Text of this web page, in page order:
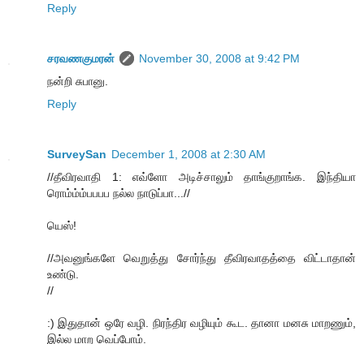
Reply
சரவணகுமரன்
November 30, 2008 at 9:42 PM
நன்றி சுபானு.
Reply
SurveySan December 1, 2008 at 2:30 AM
//தீவிரவாதி 1: எவ்ளோ அடிச்சாலும் தாங்குறாங்க. இந்தியா
ரொம்ம்ம்பபபப நல்ல நாடுப்பா...//
யெஸ்!
//அவனுங்களே வெறுத்து சோர்ந்து தீவிரவாதத்தை விட்டாதான்
உண்டு.
//
:) இதுதான் ஒரே வழி. நிரந்திர வழியும் கூட. தானா மனசு மாறணும்,
இல்ல மாற வெப்போம்.